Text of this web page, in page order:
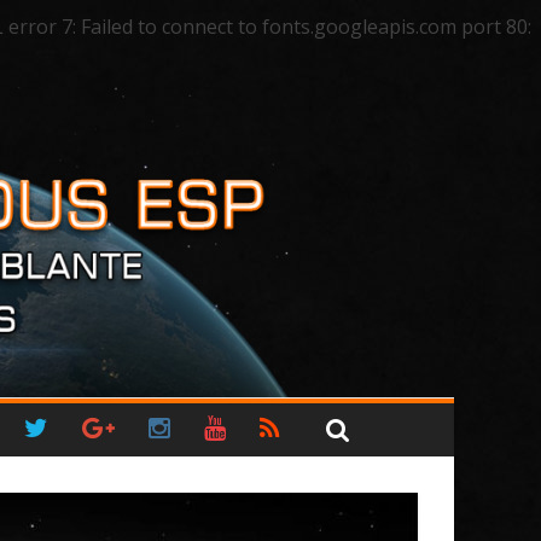
7: Failed to connect to fonts.googleapis.com port 80: